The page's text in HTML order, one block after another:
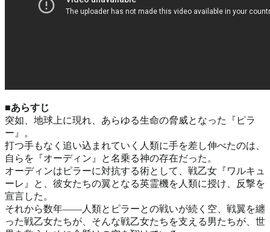
■あらすじ
突如、地球上に現れ、あらゆる生命の脅威となった『ピラ
ー』。
打つ手もなく追い込まれていく人類に手を差し伸べたのは、
自らを『オーディン』と名乗る神の存在だった。
オーディンはピラーに対抗する術として、戦乙女『ワルキュ
ーレ』と、彼女たちの翼となる英霊機を人類に授け、反撃を
宣言した。
それから数年――人類とピラーとの戦いが続く空、戦翼を纏
った戦乙女たちが、そんな戦乙女たちを支える男たちが、世